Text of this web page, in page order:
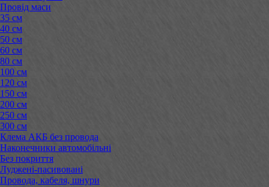
Провід маси
35 см
40 см
50 см
60 см
80 см
100 см
120 см
150 см
200 см
250 см
300 см
Клема АКБ без провода
Наконечники автомобільні
Без покриття
Луджені-пасивовані
Провода, кабеля, шнури